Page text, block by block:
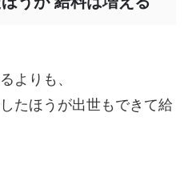
よりも、
たほうが出世もできて給